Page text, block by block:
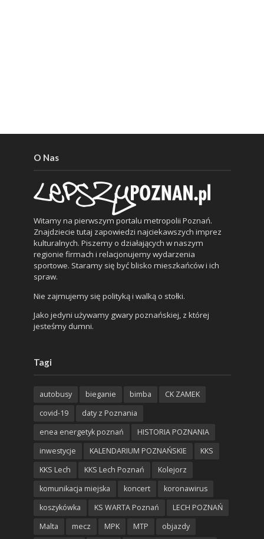
O Nas
Witamy na pierwszym portalu metropolii Poznań.
Znajdziecie tutaj zapowiedzi najciekawszych imprez
kulturalnych. Piszemy o działających w naszym
regionie firmach i relacjonujemy wydarzenia
sportowe. Staramy się być blisko mieszkańców i ich
spraw.
Nie zajmujemy się polityką i walką o stołki.
Jako jedyni używamy gwary poznańskiej, z której
jesteśmy dumni.
Tagi
autobusy bieganie bimba
CK ZAMEK
covid-19
daty z Poznania
enea energetyk poznań
HISTORIA POZNANIA
inwestycje
KALENDARIUM POZNAŃSKIE
KKS
KKS Lech
KKS Lech Poznań
Kolejorz
komunikacja miejska
koncert
koronawirus
koszykówka
KS WARTA Poznań
LECH POZNAŃ
Malta
mecz MPK MTP objazdy